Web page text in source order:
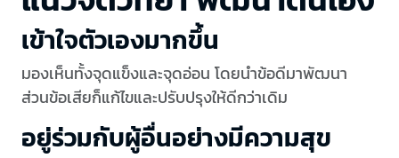
เข้าใจตัวเองมากขึ้น
มองเห็นทั้งจุดแข็งและจุดอ่อน โดยนำข้อดีมาพัฒนา
ส่วนข้อเสียก็แก้ไขและปรับปรุงให้ดีกว่าเดิม
อยู่ร่วมกับผู้อื่นอย่างมีความสุข